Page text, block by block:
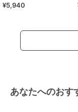
¥5,940
あなたへのおす